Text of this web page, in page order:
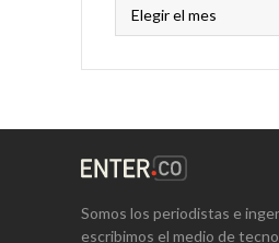
Somos los periodistas e
escribimos el medio de